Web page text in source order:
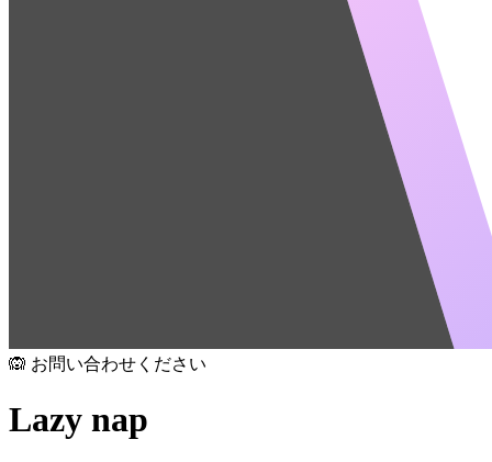
🙉 お問い合わせください
Lazy nap